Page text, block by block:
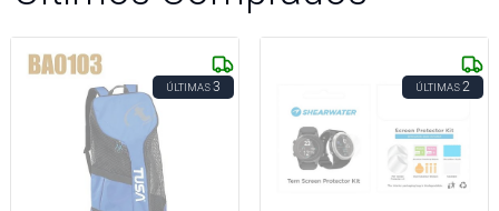
ÚLTIMAS3 ÚLTIMAS2